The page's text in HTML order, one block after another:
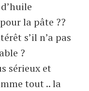
la pâte ??
s’il n’a pas
?
sérieux et
tout .. la